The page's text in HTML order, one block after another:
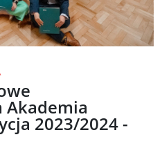
Akademia
2023/2024 -